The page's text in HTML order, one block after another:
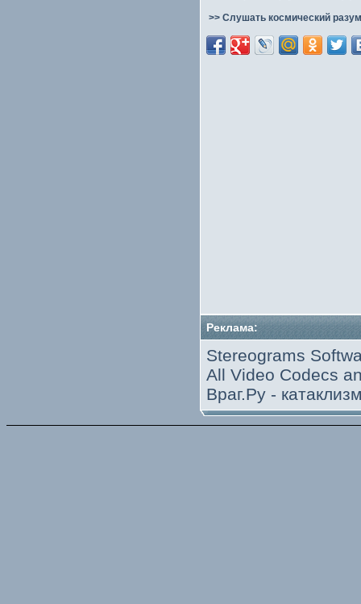
>> Слушать космический
Реклама:
Stereograms
All Video Codecs
Враг.Ру -